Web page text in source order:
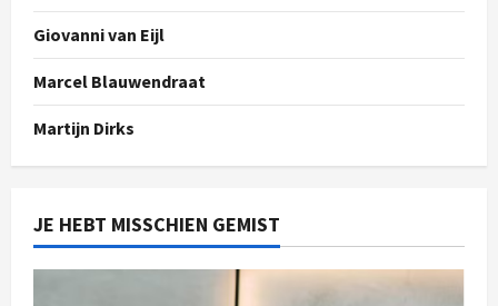
Giovanni van Eijl
Marcel Blauwendraat
Martijn Dirks
JE HEBT MISSCHIEN GEMIST